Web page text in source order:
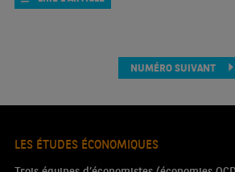
NUMÉRO SUIVANT
LES ÉTUDES ÉCONOMIQUES